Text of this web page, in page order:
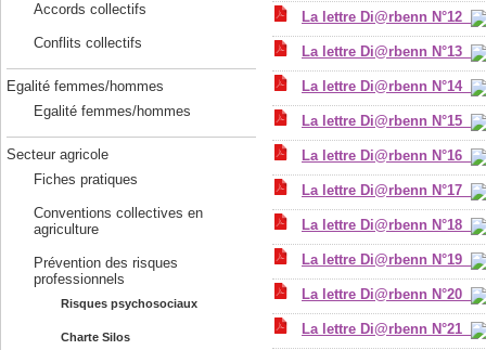
Accords collectifs
Conflits collectifs
Egalité femmes/hommes
Egalité femmes/hommes
Secteur agricole
Fiches pratiques
Conventions collectives en
agriculture
Prévention des risques
professionnels
Risques psychosociaux
Charte Silos
La lettre Di@rbenn N°12
La lettre Di@rbenn N°13
La lettre Di@rbenn N°14
La lettre Di@rbenn N°15
La lettre Di@rbenn N°16
La lettre Di@rbenn N°17
La lettre Di@rbenn N°18
La lettre Di@rbenn N°19
La lettre Di@rbenn N°20
La lettre Di@rbenn N°21